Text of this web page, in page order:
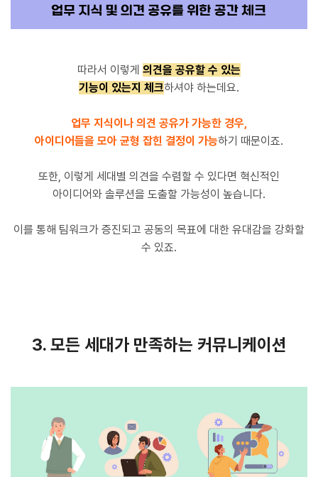
따라서 이렇게 의견을 공유할 수 있는
기능이 있는지 체크하셔야 하는데요.
업무 지식이나 의견 공유가 가능한 경우,
아이디어들을 모아 균형 잡힌 결정이 가능하기 때문이죠.
또한, 이렇게 세대별 의견을 수렴할 수 있다면 혁신적인
아이디어와 솔루션을 도출할 가능성이 높습니다.
이를 통해 팀워크가 증진되고 공동의 목표에 대한 유대감을 강화할
수 있죠.
3. 모든 세대가 만족하는 커뮤니케이션